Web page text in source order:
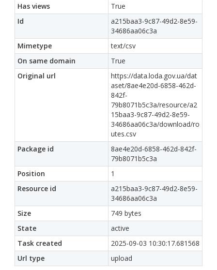
Has views
True
Id
a215baa3-9c87-49d2-8e59-
34686aa06c3a
Mimetype
text/csv
On same domain
True
Original url
https://data.loda.gov.ua/dat
aset/8ae4e20d-6858-462d-
842f-
79b8071b5c3a/resource/a2
15baa3-9c87-49d2-8e59-
34686aa06c3a/download/ro
utes.csv
Package id
8ae4e20d-6858-462d-842f-
79b8071b5c3a
Position
1
Resource id
a215baa3-9c87-49d2-8e59-
34686aa06c3a
Size
749 bytes
State
active
Task created
2025-09-03 10:30:17.681568
Url type
upload